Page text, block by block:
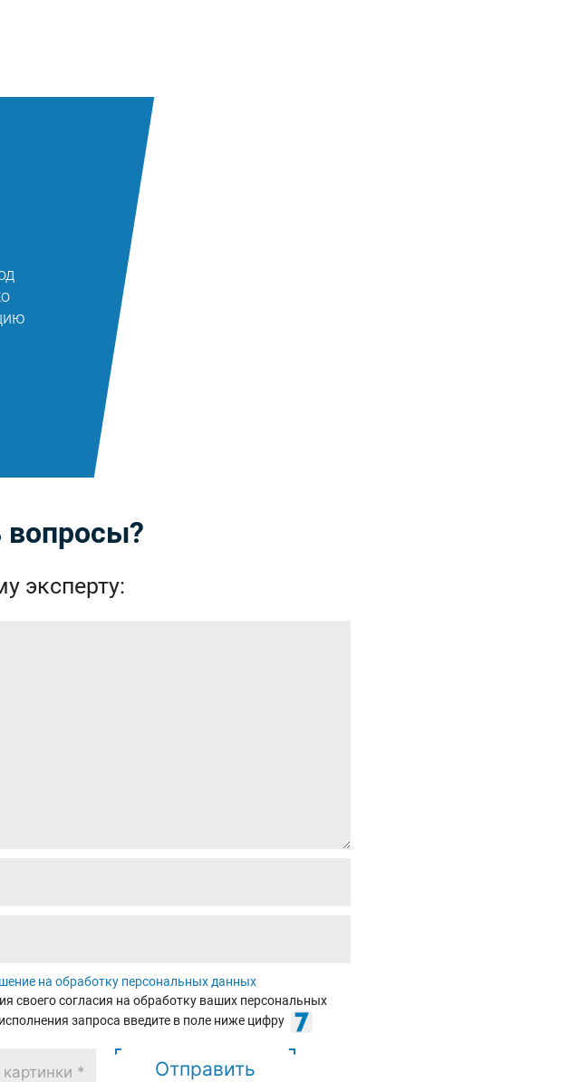
вопросы?
эксперту:
на обработку персональных данных
своего согласия на обработку ваших персональных
запроса введите в поле ниже цифру
Отправить